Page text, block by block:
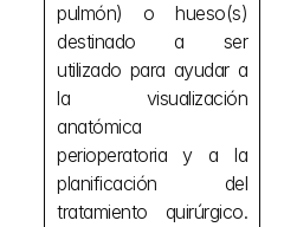
pulmón) o hueso(s)
destinado a ser
utilizado para ayudar a
la visualización
anatómica
perioperatoria y a la
planificación del
tratamiento quirúrgico.